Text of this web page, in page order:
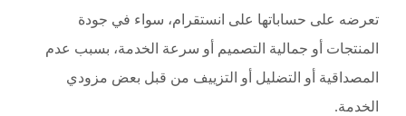
تعرضه على حساباتها على انستقرام، سواء في جودة
المنتجات أو جمالية التصميم أو سرعة الخدمة، بسبب عدم
المصداقية أو التضليل أو التزييف من قبل بعض مزودي
الخدمة.